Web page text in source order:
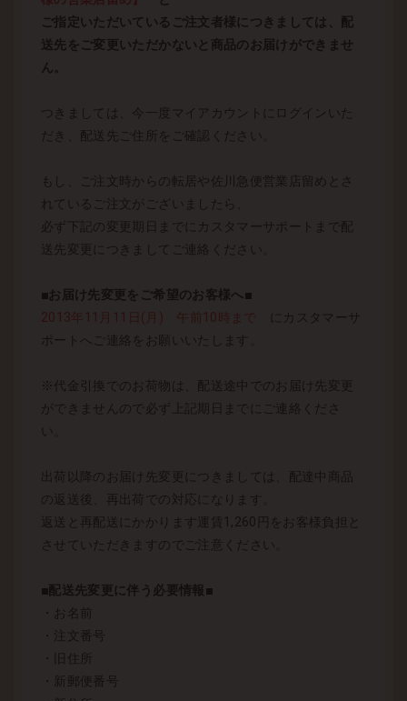
ご指定いただいているご注文者様につきましては、配
送先をご変更いただかないと商品のお届けができませ
ん。
つきましては、今一度マイアカウントにログインいた
だき、配送先ご住所をご確認ください。
もし、ご注文時からの転居や佐川急便営業店留めとさ
れているご注文がございましたら、
必ず下記の変更期日までにカスタマーサポートまで配
送先変更につきましてご連絡ください。
■お届け先変更をご希望のお客様へ■
2013年11月11日(月) 午前10時まで
にカスタマーサ
ポートへご連絡をお願いいたします。
※代金引換でのお荷物は、配送途中でのお届け先変更
ができませんので必ず上記期日までにご連絡くださ
い。
出荷以降のお届け先変更につきましては、配達中商品
の返送後、再出荷での対応になります。
返送と再配送にかかります運賃1,260円をお客様負担と
させていただきますのでご注意ください。
■配送先変更に伴う必要情報■
・お名前
・注文番号
・旧住所
・新郵便番号